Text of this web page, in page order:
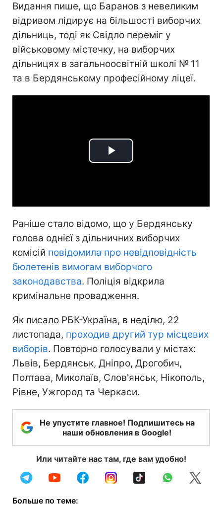
Видання пише, що Баранов з невеликим
відривом лідирує на більшості виборчих
дільниць, тоді як Свідло переміг у
військовому містечку, на виборчих
дільницях в загальноосвітній школі № 11
та в Бердянському професійному ліцеї.
Play
Раніше стало відомо, що у Бердянську
голова однієї з дільничних виборчих
комісій повідомила про невідповідність
бюлетенів вимогам виборчого
законодавства. Поліція відкрила
кримінальне провадження.
Як писало РБК-Україна, в неділю, 22
листопада, проходив другий тур місцевих
виборів. Повторно голосували у містах:
Львів, Бердянськ, Дніпро, Дрогобич,
Полтава, Миколаїв, Слов'янськ, Нікополь,
Рівне, Ужгород та Черкаси.
Не упустите главное! Подпишитесь на
наши обновления в Google!
Или читайте нас там, где вам удобно!
Больше по теме: